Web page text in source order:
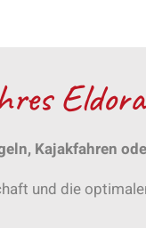
Kajakfahren
und die